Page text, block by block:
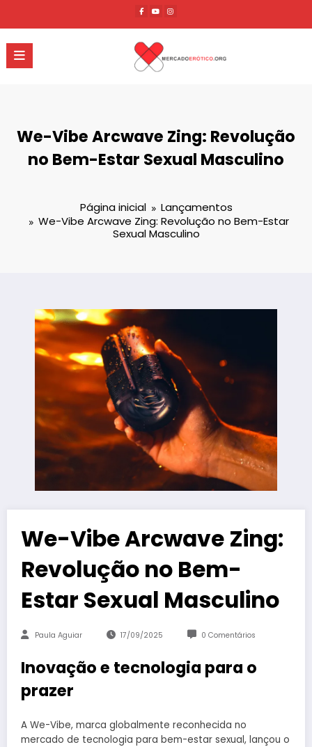
o
conteúdo
We-Vibe Arcwave Zing: Revolução
no Bem-Estar Sexual Masculino
Página inicial
Lançamentos
We-Vibe Arcwave Zing: Revolução no Bem-Estar
Sexual Masculino
We-Vibe Arcwave Zing:
Revolução no Bem-
Estar Sexual Masculino
Paula Aguiar 17/09/2025 0 Comentários
Inovação e tecnologia para o
prazer
A We-Vibe, marca globalmente reconhecida no
mercado de tecnologia para bem-estar sexual, lançou o